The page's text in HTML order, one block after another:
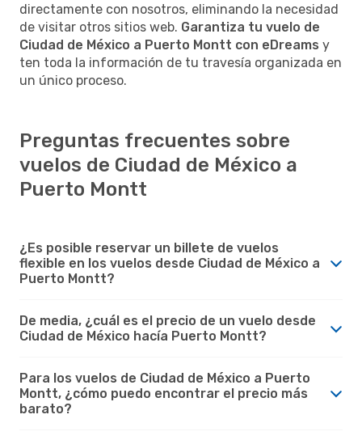
directamente con nosotros, eliminando la necesidad
de visitar otros sitios web. Garantiza tu vuelo de
Ciudad de México a Puerto Montt con eDreams y
ten toda la información de tu travesía organizada en
un único proceso.
Preguntas frecuentes sobre
vuelos de Ciudad de México a
Puerto Montt
¿Es posible reservar un billete de vuelos
flexible en los vuelos desde Ciudad de México a
Puerto Montt?
De media, ¿cuál es el precio de un vuelo desde
Ciudad de México hacía Puerto Montt?
Para los vuelos de Ciudad de México a Puerto
Montt, ¿cómo puedo encontrar el precio más
barato?